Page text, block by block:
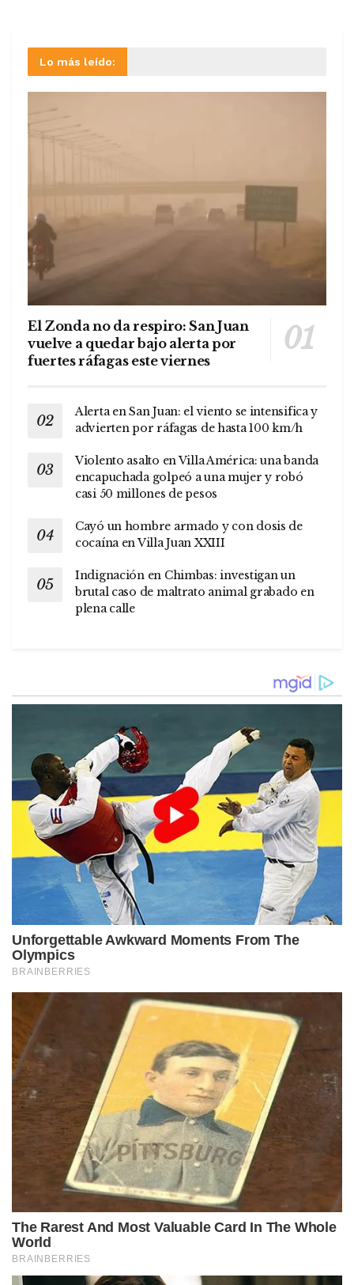
Lo más leído:
El Zonda no da respiro: San Juan
vuelve a quedar bajo alerta por
fuertes ráfagas este viernes
Alerta en San Juan: el viento se intensifica y
advierten por ráfagas de hasta 100 km/h
Violento asalto en Villa América: una banda
encapuchada golpeó a una mujer y robó
casi 50 millones de pesos
Cayó un hombre armado y con dosis de
cocaína en Villa Juan XXIII
Indignación en Chimbas: investigan un
brutal caso de maltrato animal grabado en
plena calle